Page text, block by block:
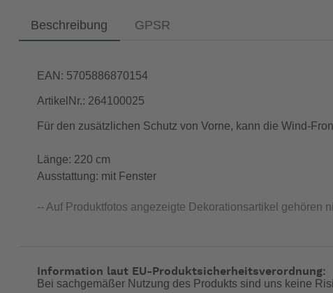
Beschreibung GPSR
EAN: 5705886870154
ArtikelNr.: 264100025
Für den zusätzlichen Schutz von Vorne, kann die Wind-
Länge: 220 cm
Ausstattung: mit Fenster
-- Auf Produktfotos angezeigte Dekorationsartikel gehören
Information laut EU-Produktsicherheitsverordnung:
Bei sachgemäßer Nutzung des Produkts sind uns keine